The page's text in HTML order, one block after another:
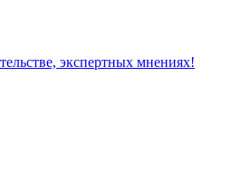
экспертных мнениях!